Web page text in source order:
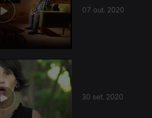
07 out. 2020
30 set. 2020